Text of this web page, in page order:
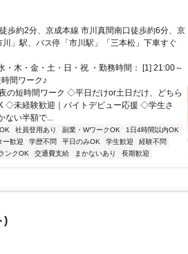
歩約2分、京成本線 市川真間南口徒歩約6分、京
」駅、バス停「市川駅」「三本松」下車すぐ
・木・金・土・日・祝 ・勤務時間： [1] 21:00～
間ワーク♪
の短時間ワーク ◇平日だけor土日だけ、どちら
◇未経験歓迎｜バイトデビュー応援 ◇学生さ
ない半額で...
社員登用あり 副業・WワークOK
1日4時間以内OK
ー歓迎 学歴不問 平日のみOK 学生歓迎
経験不問
ンクOK 交通費支給 まかないあり 長期歓迎
)